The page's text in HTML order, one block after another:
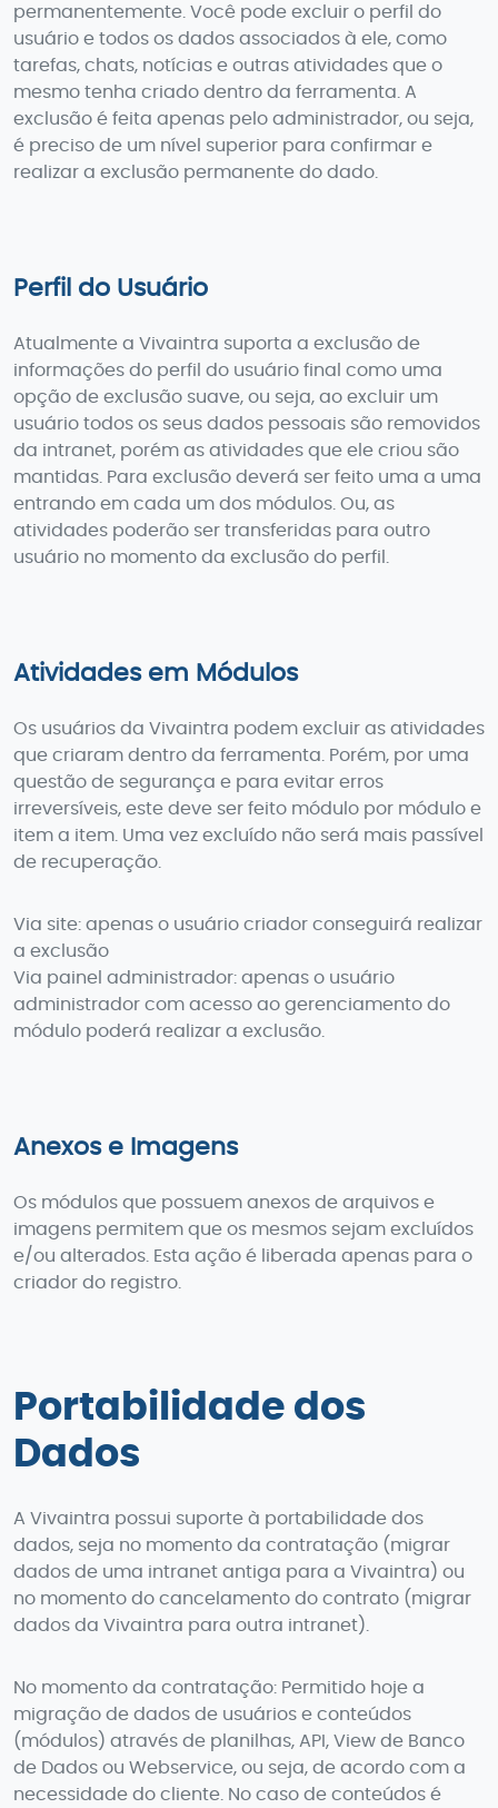
permanentemente. Você pode excluir o perfil do
usuário e todos os dados associados à ele, como
tarefas, chats, notícias e outras atividades que o
mesmo tenha criado dentro da ferramenta. A
exclusão é feita apenas pelo administrador, ou seja,
é preciso de um nível superior para confirmar e
realizar a exclusão permanente do dado.
Perfil do Usuário
Atualmente a Vivaintra suporta a exclusão de
informações do perfil do usuário final como uma
opção de exclusão suave, ou seja, ao excluir um
usuário todos os seus dados pessoais são removidos
da intranet, porém as atividades que ele criou são
mantidas. Para exclusão deverá ser feito uma a uma
entrando em cada um dos módulos. Ou, as
atividades poderão ser transferidas para outro
usuário no momento da exclusão do perfil.
Atividades em Módulos
Os usuários da Vivaintra podem excluir as atividades
que criaram dentro da ferramenta. Porém, por uma
questão de segurança e para evitar erros
irreversíveis, este deve ser feito módulo por módulo e
item a item. Uma vez excluído não será mais passível
de recuperação.
Via site: apenas o usuário criador conseguirá realizar
a exclusão
Via painel administrador: apenas o usuário
administrador com acesso ao gerenciamento do
módulo poderá realizar a exclusão.
Anexos e Imagens
Os módulos que possuem anexos de arquivos e
imagens permitem que os mesmos sejam excluídos
e/ou alterados. Esta ação é liberada apenas para o
criador do registro.
Portabilidade dos
Dados
A Vivaintra possui suporte à portabilidade dos
dados, seja no momento da contratação (migrar
dados de uma intranet antiga para a Vivaintra) ou
no momento do cancelamento do contrato (migrar
dados da Vivaintra para outra intranet).
No momento da contratação: Permitido hoje a
migração de dados de usuários e conteúdos
(módulos) através de planilhas, API, View de Banco
de Dados ou Webservice, ou seja, de acordo com a
necessidade do cliente. No caso de conteúdos é